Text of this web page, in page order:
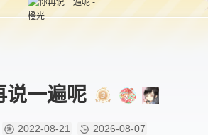
说一遍呢
2022-08-21 2026-08-07